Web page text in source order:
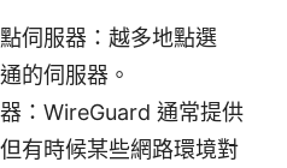
伺服器：越多地點選
的伺服器。
：WireGuard 通常提供
有時候某些網路環境對